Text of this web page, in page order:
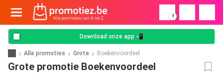
!
Download onze app 📲
Alle promoties Grote Boekenvoordeel
Grote promotie Boekenvoordeel